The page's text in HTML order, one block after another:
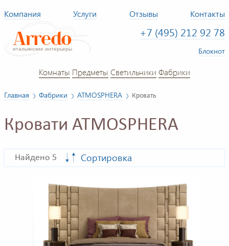
Компания Услуги Отзывы Контакты
+7 (495) 212 92 78
Блокнот
Комнаты Предметы Светильники Фабрики
Главная Фабрики ATMOSPHERA Кровать
Кровати ATMOSPHERA
Найдено 5 Сортировка